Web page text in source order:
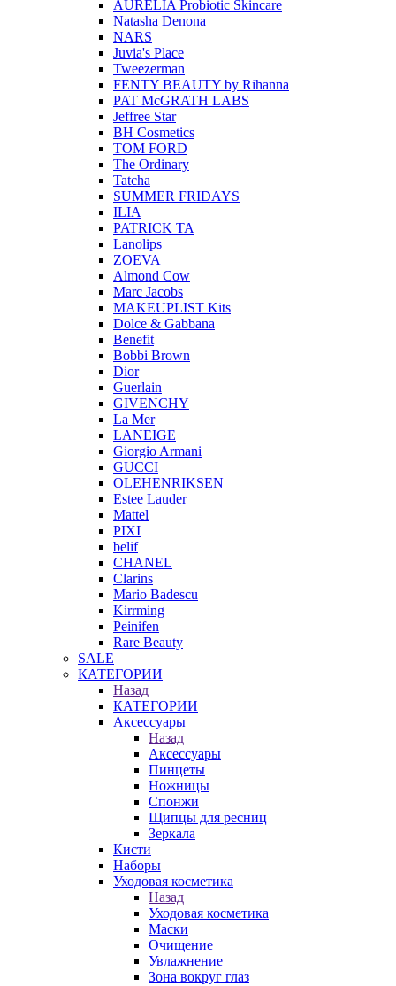
AURELIA Probiotic Skincare
Natasha Denona
NARS
Juvia's Place
Tweezerman
FENTY BEAUTY by Rihanna
PAT McGRATH LABS
Jeffree Star
BH Cosmetics
TOM FORD
The Ordinary
Tatcha
SUMMER FRIDAYS
ILIA
PATRICK TA
Lanolips
ZOEVA
Almond Cow
Marc Jacobs
MAKEUPLIST Kits
Dolce & Gabbana
Benefit
Bobbi Brown
Dior
Guerlain
GIVENCHY
La Mer
LANEIGE
Giorgio Armani
GUCCI
OLEHENRIKSEN
Estee Lauder
Mattel
PIXI
belif
CHANEL
Clarins
Mario Badescu
Kirrming
Peinifen
Rare Beauty
SALE
КАТЕГОРИИ
Назад
КАТЕГОРИИ
Аксессуары
Назад
Аксессуары
Пинцеты
Ножницы
Спонжи
Щипцы для ресниц
Зеркала
Кисти
Наборы
Уходовая косметика
Назад
Уходовая косметика
Маски
Очищение
Увлажнение
Зона вокруг глаз